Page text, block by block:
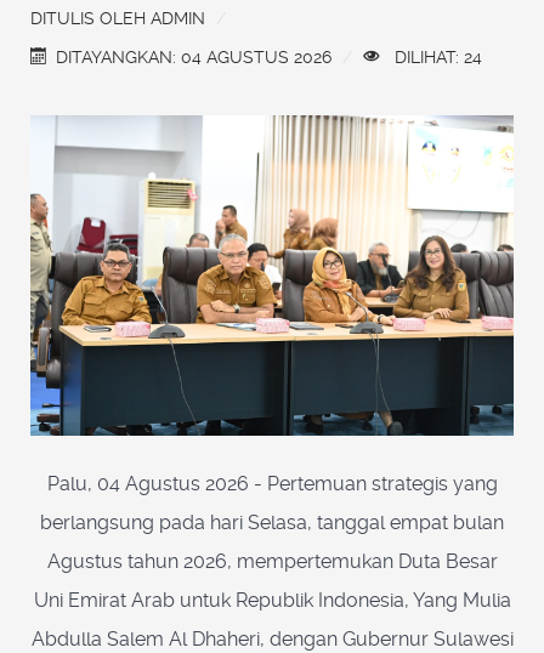
DITULIS OLEH ADMIN
DITAYANGKAN: 04 AGUSTUS 2026
DILIHAT: 24
Palu, 04 Agustus 2026 - Pertemuan strategis yang
berlangsung pada hari Selasa, tanggal empat bulan
Agustus tahun 2026, mempertemukan Duta Besar
Uni Emirat Arab untuk Republik Indonesia, Yang Mulia
Abdulla Salem Al Dhaheri, dengan Gubernur Sulawesi